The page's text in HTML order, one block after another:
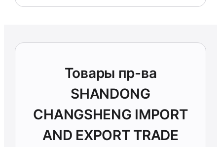
Товары пр-ва
SHANDONG
CHANGSHENG IMPORT
AND EXPORT TRADE